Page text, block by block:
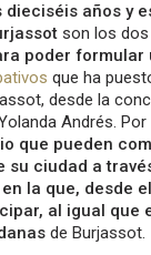
dieciséis años y
son los
poder formular
que ha
desde la
Andrés. Por
que pueden
su ciudad a
la que, desde
al igual que
de Burjassot.